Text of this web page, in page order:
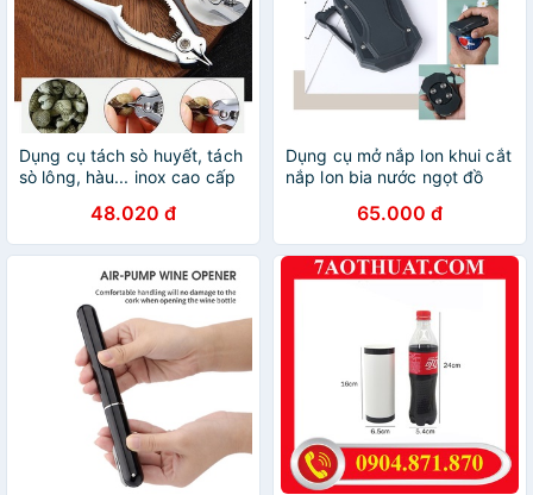
Dụng cụ tách sò huyết, tách
sò lông, hàu... inox cao cấp
48.020 đ
Dụng cụ mở nắp lon khui cắt
nắp lon bia nước ngọt đồ
chuyên dụng A290
65.000 đ